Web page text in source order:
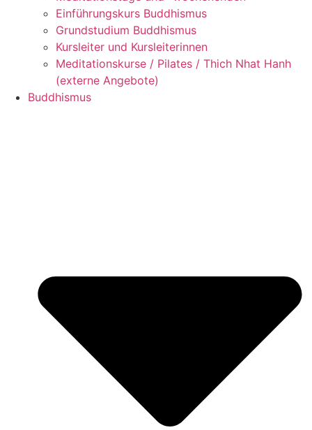
Einführungskurs Buddhismus
Grundstudium Buddhismus
Kursleiter und Kursleiterinnen
Meditationskurse / Pilates / Thich Nhat Hanh
(externe Angebote)
Buddhismus